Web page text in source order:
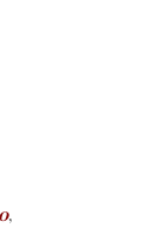
,
de la